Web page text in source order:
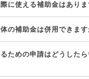
に使える補助金はありま
の補助金は併用できます
ための申請はどうした